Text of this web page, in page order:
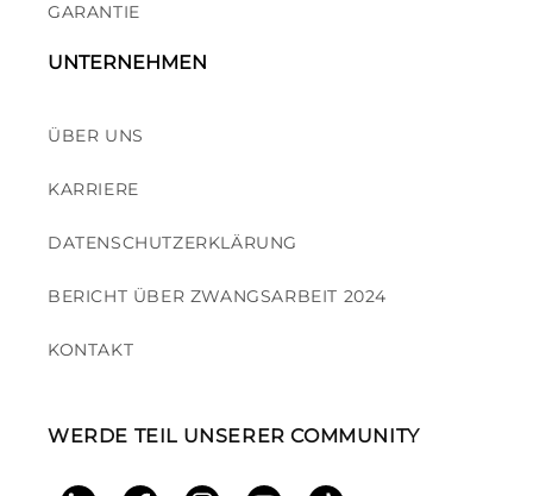
GARANTIE
UNTERNEHMEN
ÜBER UNS
KARRIERE
DATENSCHUTZERKLÄRUNG
BERICHT ÜBER ZWANGSARBEIT 2024
KONTAKT
WERDE TEIL UNSERER COMMUNITY